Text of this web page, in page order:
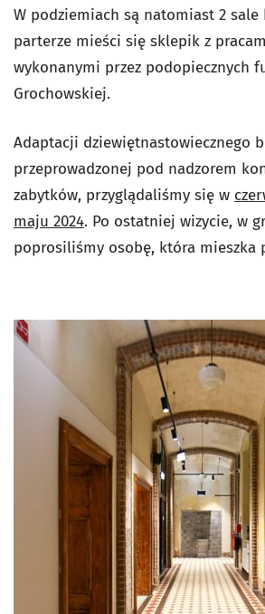
W podziemiach są natomiast 2
parterze mieści się sklepik z
wykonanymi przez podopiecznych
Grochowskiej.
Adaptacji dziewiętnastowiecznego
przeprowadzonej pod nadzorem
zabytków, przyglądaliśmy się w
maju 2024. Po ostatniej wizycie, w
poprosiliśmy osobę, która mieszka